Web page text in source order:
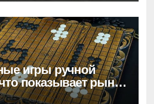
игры ручной
показывает рынок
говорят сами